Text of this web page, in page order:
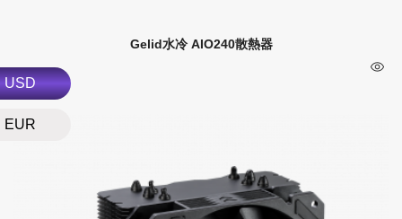
USD
EUR
Gelid水冷 AIO240散熱器